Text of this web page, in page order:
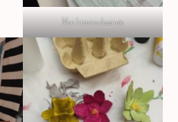
Mon histoire dessinée